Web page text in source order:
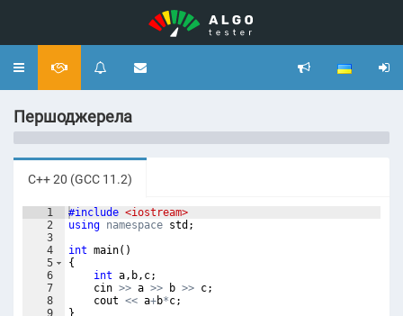
Toggle
Першоджерела
C++ 20 (GCC 11.2)
1
2
3
4
5
6
7
8
9
#include <iostream>
using namespace std ;
int main( )
{
int a, b, c;
cin >> a >> b >> c;
cout << a+b*c;
}